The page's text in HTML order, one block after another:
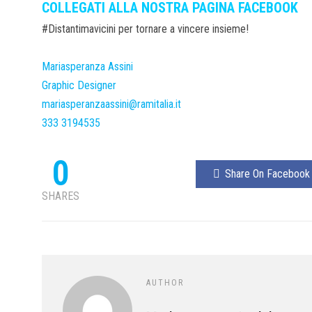
COLLEGATI ALLA NOSTRA PAGINA FACEBOOK
#Distantimavicini per tornare a vincere insieme!
Mariasperanza Assini
Graphic Designer
mariasperanzaassini@ramitalia.it
333 3194535
0
SHARES
Share On Facebook
AUTHOR